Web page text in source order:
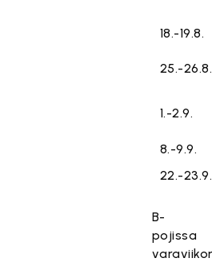
18.-19.8.
25.-26.8.
1.-2.9.
8.-9.9.
22.-23.9.
B-
pojissa